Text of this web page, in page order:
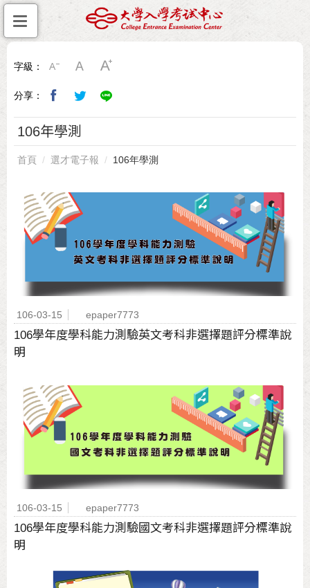
字級：
分享：
106年學測
首頁 選才電子報 106年學測
106-03-15 epaper7773
106學年度學科能力測驗英文考科非選擇題評分標準說
明
106-03-15 epaper7773
106學年度學科能力測驗國文考科非選擇題評分標準說
明